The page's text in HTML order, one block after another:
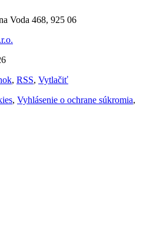
Voda 468, 925 06
, RSS, Vytlačiť
, Vyhlásenie o ochrane súkromia,